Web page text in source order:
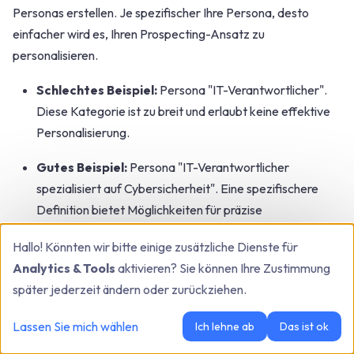
Personas erstellen. Je spezifischer Ihre Persona, desto
einfacher wird es, Ihren Prospecting-Ansatz zu
personalisieren.
Schlechtes Beispiel: Persona "IT-Verantwortlicher".
Diese Kategorie ist zu breit und erlaubt keine effektive
Personalisierung.
Gutes Beispiel: Persona "IT-Verantwortlicher
spezialisiert auf Cybersicherheit". Eine spezifischere
Definition bietet Möglichkeiten für präzise
2. Unbegründete Vorurteile:Vermeiden Sie
unbegründete Vorurteile oder Stereotypen bei der Definition
faktischen Informationen.
Hallo! Könnten wir bitte einige zusätzliche Dienste für
Analytics & Tools aktivieren? Sie können Ihre Zustimmung
später jederzeit ändern oder zurückziehen.
Lassen Sie mich wählen Ich lehne ab Das ist ok